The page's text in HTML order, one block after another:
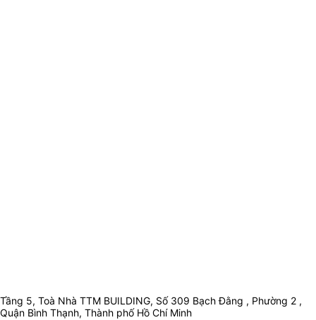
Tầng 5, Toà Nhà TTM BUILDING, Số 309 Bạch Đằng , Phường 2 ,
Quận Bình Thạnh, Thành phố Hồ Chí Minh